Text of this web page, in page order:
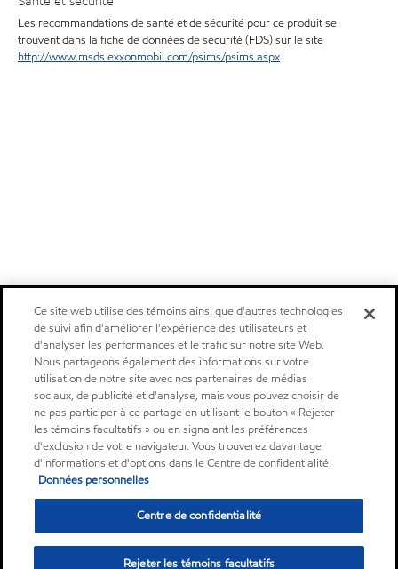
Les recommandations de santé et de sécurité pour ce produit se
trouvent dans la fiche de données de sécurité (FDS) sur le site
http://www.msds.exxonmobil.com/psims/psims.aspx
Ce site web utilise des témoins ainsi que d'autres technologies
de suivi afin d'améliorer l'expérience des utilisateurs et
d'analyser les performances et le trafic sur notre site Web.
Nous partageons également des informations sur votre
utilisation de notre site avec nos partenaires de médias
sociaux, de publicité et d'analyse, mais vous pouvez choisir de
ne pas participer à ce partage en utilisant le bouton « Rejeter
les témoins facultatifs » ou en signalant les préférences
d'exclusion de votre navigateur. Vous trouverez davantage
d'informations et d'options dans le Centre de confidentialité.
Données personnelles
Centre de confidentialité
Rejeter les témoins facultatifs